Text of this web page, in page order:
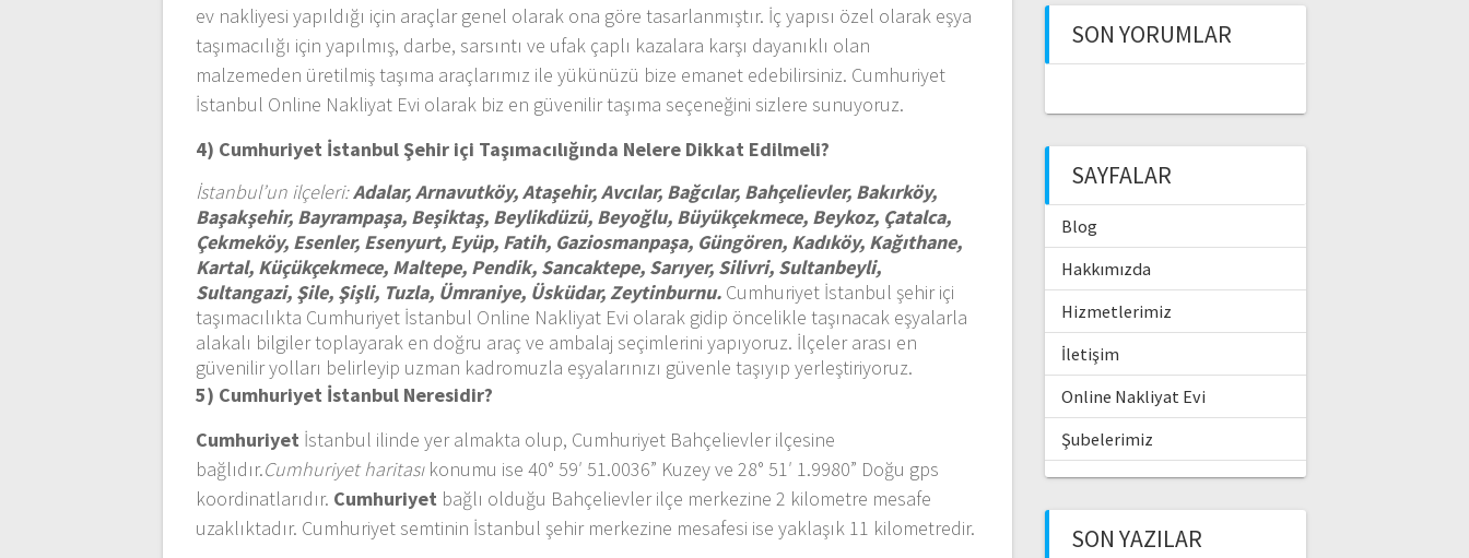
ev nakliyesi yapıldığı için araçlar genel olarak ona göre tasarlanmıştır. İç yapısı özel olarak eşya
taşımacılığı için yapılmış, darbe, sarsıntı ve ufak çaplı kazalara karşı dayanıklı olan
malzemeden üretilmiş taşıma araçlarımız ile yükünüzü bize emanet edebilirsiniz. Cumhuriyet
İstanbul Online Nakliyat Evi olarak biz en güvenilir taşıma seçeneğini sizlere sunuyoruz.
4) Cumhuriyet İstanbul Şehir içi Taşımacılığında Nelere Dikkat Edilmeli?
İstanbul’un ilçeleri:Adalar, Arnavutköy, Ataşehir, Avcılar, Bağcılar, Bahçelievler, Bakırköy,
Başakşehir, Bayrampaşa, Beşiktaş, Beylikdüzü, Beyoğlu, Büyükçekmece, Beykoz, Çatalca,
Çekmeköy, Esenler, Esenyurt, Eyüp, Fatih, Gaziosmanpaşa, Güngören, Kadıköy, Kağıthane,
Kartal, Küçükçekmece, Maltepe, Pendik, Sancaktepe, Sarıyer, Silivri, Sultanbeyli,
Sultangazi, Şile, Şişli, Tuzla, Ümraniye, Üsküdar, Zeytinburnu. Cumhuriyet İstanbul şehir içi
taşımacılıkta Cumhuriyet İstanbul Online Nakliyat Evi olarak gidip öncelikle taşınacak eşyalarla
alakalı bilgiler toplayarak en doğru araç ve ambalaj seçimlerini yapıyoruz. İlçeler arası en
güvenilir yolları belirleyip uzman kadromuzla eşyalarınızı güvenle taşıyıp yerleştiriyoruz.
5) Cumhuriyet İstanbul Neresidir?
Cumhuriyet İstanbul ilinde yer almakta olup, Cumhuriyet Bahçelievler ilçesine
bağlıdır.Cumhuriyet haritasıkonumu ise 40° 59′ 51.0036” Kuzey ve 28° 51′ 1.9980” Doğu gps
koordinatlarıdır. Cumhuriyet bağlı olduğu Bahçelievler ilçe merkezine 2 kilometre mesafe
uzaklıktadır. Cumhuriyet semtinin İstanbul şehir merkezine mesafesi ise yaklaşık 11 kilometredir.
SON YORUMLAR
SAYFALAR
Blog
Hakkımızda
Hizmetlerimiz
İletişim
Online Nakliyat Evi
Şubelerimiz
SON YAZILAR